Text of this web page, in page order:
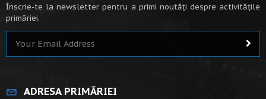
Înscrie-te la newsletter pentru a primi noutăți despre activitățile
primăriei.
ADRESA PRIMĂRIEI